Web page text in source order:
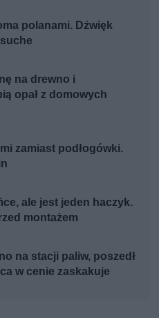
polanami. Dźwięk
na drewno i
opał z domowych
zamiast podłogówki.
ale jest jeden haczyk.
montażem
na stacji paliw, poszedł
w cenie zaskakuje